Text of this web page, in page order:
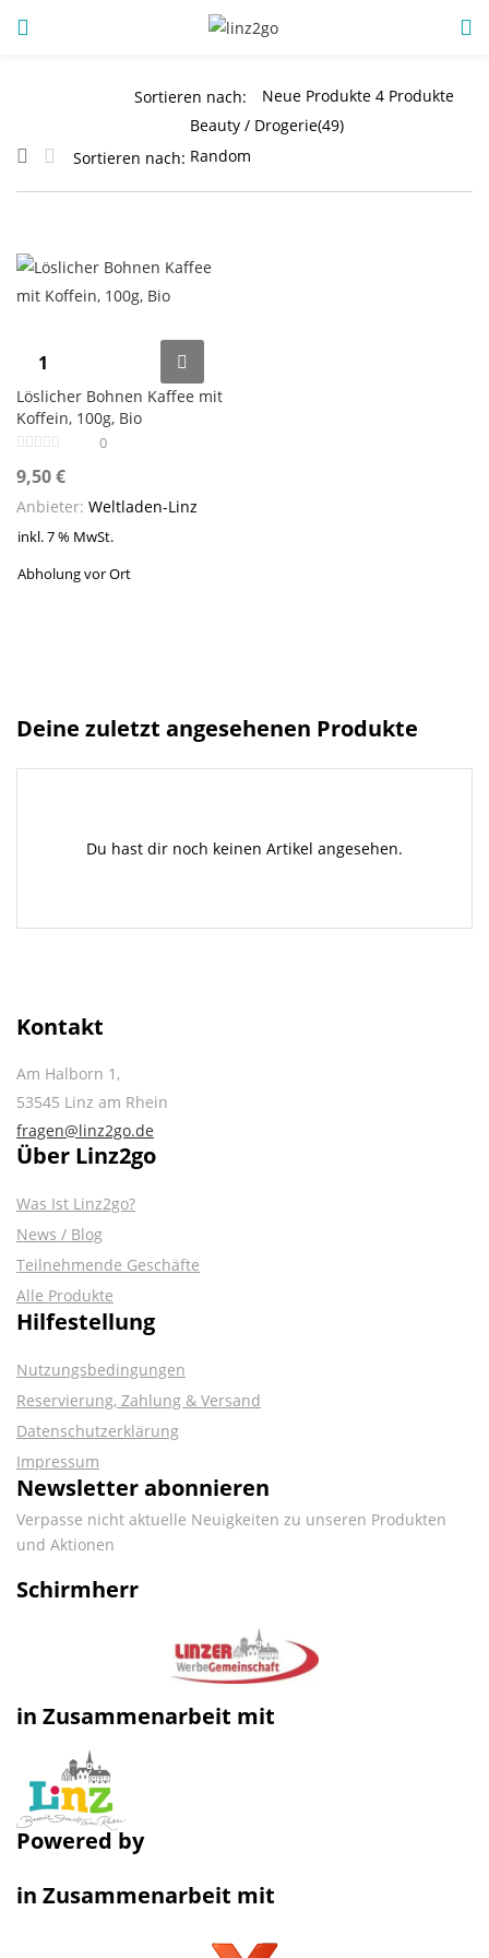
ANMELDUNG
sich anzumelden.
Angemeldet bleiben
Sortieren nach:
Sortieren nach:
Löslicher Bohnen Kaffee mit
Koffein, 100g, Bio
0
9,50€
Anbieter: Weltladen-Linz
inkl. 7 % MwSt.
Abholung vor Ort
Deine zuletzt angesehenen Produkte
Du hast dir noch keinen Artikel angesehen.
Kontakt
Am Halborn 1,
53545 Linz am Rhein
fragen@linz2go.de
Über Linz2go
Was Ist Linz2go?
News / Blog
Teilnehmende Geschäfte
Alle Produkte
Hilfestellung
Nutzungsbedingungen
Reservierung, Zahlung & Versand
Datenschutzerklärung
Impressum
Newsletter abonnieren
Verpasse nicht aktuelle Neuigkeiten zu unseren Produkten
und Aktionen
Schirmherr
in Zusammenarbeit mit
Powered by
in Zusammenarbeit mit